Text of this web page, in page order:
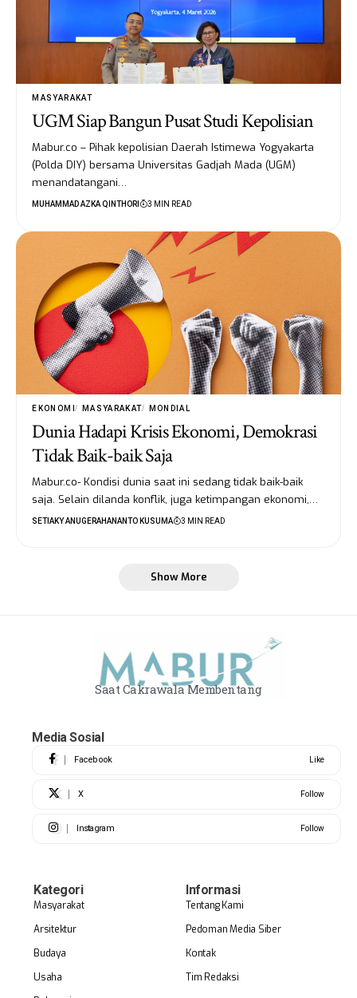
MASYARAKAT
UGM Siap Bangun Pusat Studi Kepolisian
Mabur.co – Pihak kepolisian Daerah Istimewa Yogyakarta
(Polda DIY) bersama Universitas Gadjah Mada (UGM)
menandatangani…
MUHAMMAD AZKA QINTHORI 3 MIN READ
EKONOMI MASYARAKAT MONDIAL
Dunia Hadapi Krisis Ekonomi, Demokrasi
Tidak Baik-baik Saja
Mabur.co- Kondisi dunia saat ini sedang tidak baik-baik
saja. Selain dilanda konflik, juga ketimpangan ekonomi,…
SETIAKY ANUGERAHANANTO KUSUMA 3 MIN READ
Show More
Saat Cakrawala Membentang
Media Sosial
Facebook Like
X Follow
Instagram Follow
Kategori
Masyarakat
Arsitektur
Budaya
Usaha
Informasi
Tentang Kami
Pedoman Media Siber
Kontak
Tim Redaksi